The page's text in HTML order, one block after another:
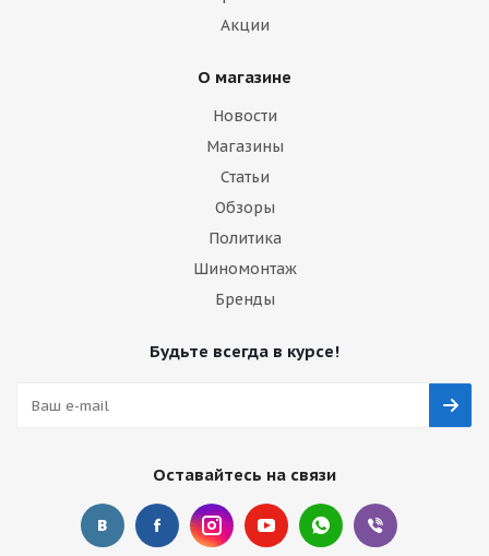
Акции
О магазине
Новости
Магазины
Статьи
Обзоры
Политика
Шиномонтаж
Бренды
Будьте всегда в курсе!
Оставайтесь на связи